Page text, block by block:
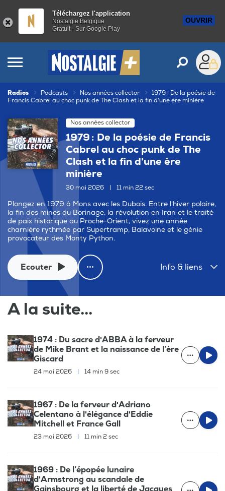
Téléchargez l'application
Nostalgie Belgique
Gratuit - Sur Google Play
OUVRIR
Radios Podcasts Nos années collector
1979 : De la poésie de
Francis Cabrel au choc punk de The Clash et la fin d'une ère minière
Nos années collector
1979 : De la poésie de Francis
Cabrel au choc punk de The
Clash et la fin d'une ère
minière
30 mai 2026 11 min 22 sec
Plongez en 1979 à Mons avec les Dubois. Entre l'hiver polaire,
la fin des mines du Borinage, la révolution en Iran et le traité
de paix historique au Proche-Orient, vivez une année
charnière rythmée par Supertramp, Balavoine et le génie
provocateur des Monty Python.
Ecouter Info & liens
A la suite...
1974 : Du sacre d'ABBA à la ferveur
de Mike Brant et la naissance de l’ère
Giscard
24 mai 2026 | 14 min 9 sec
1967 : De la ferveur d'Adriano
Celentano à l'élégance d'Eddie
Mitchell et France Gall
23 mai 2026 | 11 min 2 sec
1969 : De l’épopée lunaire
d'Armstrong au scandale de
Gainsbourg et la liberté de Jacques